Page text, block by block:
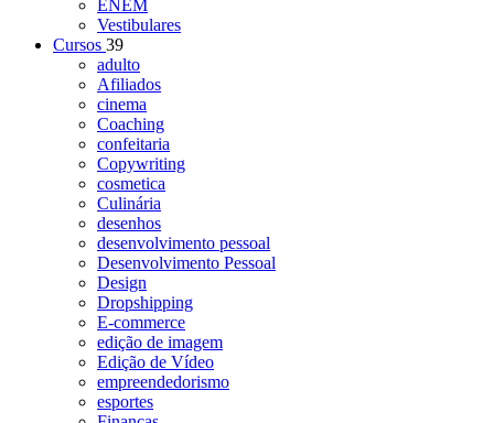
ENEM
Vestibulares
Cursos 39
adulto
Afiliados
cinema
Coaching
confeitaria
Copywriting
cosmetica
Culinária
desenhos
desenvolvimento pessoal
Desenvolvimento Pessoal
Design
Dropshipping
E-commerce
edição de imagem
Edição de Vídeo
empreendedorismo
esportes